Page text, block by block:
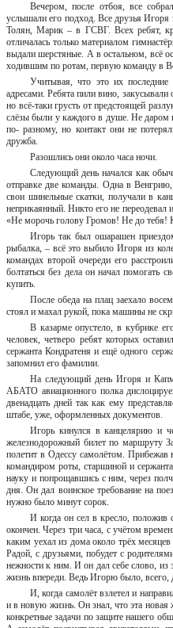
Вечером, после отбоя, все
услышали его подход. Все друзья
Толян, Марик – в ГСВГ. Всех ребят,
отличалась только материалом
выдали шерстяные. А в остальном, всё
ходившим по ротам, первую команду в
Учитывая, что это их
адресами. Ребята пили вино,
но всё-таки грусть от предстоящей
слёзы были у каждого в душе. Не даром
по- разному, но контакт они не
дружба.
Разошлись они около часа ночи.
Следующий день начался как
отправке две команды. Одна в
свои шинельные скатки, получали в
неприкаянный. Никто его не
«Не морочь голову Громов! Не до тебя!
Игорь так был ошарашен
рыбалка, – всё это выбило Игоря из
командах второй очереди его
болтаться без дела он начал помогать
купить.
После обеда на плац заехало
стоял и махал рукой, пока машины не
В казарме опустело, в кубрике
человек, четверо ребят которых
сержанта Кондратеня и ещё одного
запомнил его фамилии.
На следующий день Игоря и
АБАТО авиационного полка
двенадцать дней так как ему
штабе, уже, оформленных документов.
Игорь кинулся в канцелярию и
железнодорожный билет по маршруту
полетит в Одессу самолётом.
командиром роты, старшиной и
науку и попрощавшись с ним, через
дня. Он дал воинское требование на
нужно было минут сорок.
И когда он сел в кресло,
окончен. Через три часа, с учётом
каким уехал из дома около трёх
Радой, с друзьями, побудет с
нежности к ним. И он дал себе слово,
жизнь впереди. Ведь Игорю было, всего,
И, когда самолёт взлетел и
и в новую жизнь. Он знал, что эта новая
конкретные задачи по защите нашего